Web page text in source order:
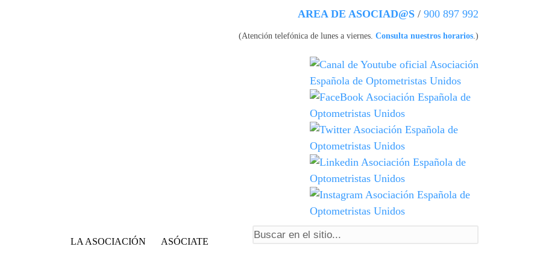
AREA DE ASOCIAD@S / 900 897 992
(Atención telefónica de lunes a viernes. Consulta nuestros horarios.)
LA ASOCIACIÓN ASÓCIATE